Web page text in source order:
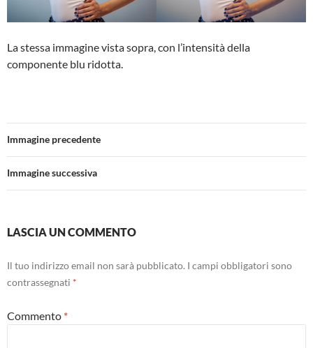
La stessa immagine vista sopra, con l’intensità della
componente blu ridotta.
Immagine precedente
Immagine successiva
LASCIA UN COMMENTO
Il tuo indirizzo email non sarà pubblicato. I campi obbligatori sono
contrassegnati *
Commento *